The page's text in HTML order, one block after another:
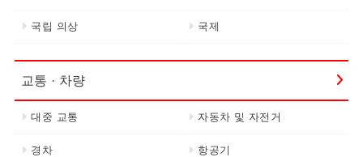
국립 의상 국제
교통 · 차량
대중 교통 자동차 및 자전거
경차 항공기